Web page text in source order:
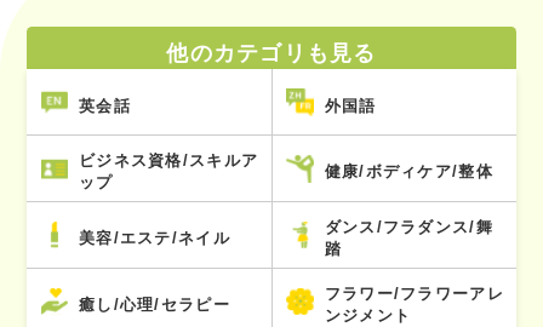
他のカテゴリも見る
英会話 外国語
ビジネス資格/スキルア
ップ
健康/ボディケア/整体
美容/エステ/ネイル
ダンス/フラダンス/舞
踏
癒し/心理/セラピー
フラワー/フラワーアレ
ンジメント